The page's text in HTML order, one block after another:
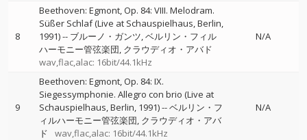
8
Beethoven: Egmont, Op. 84: VIII. Melodram.
Süßer Schlaf (Live at Schauspielhaus, Berlin,
1991)-- ブルーノ・ガンツ ベルリン・フィル
ハーモニー管弦楽団 クラウディオ・アバド
wav,flac,alac: 16bit/44.1kHz
N/A
9
Beethoven: Egmont, Op. 84: IX.
Siegessymphonie. Allegro con brio (Live at
Schauspielhaus, Berlin, 1991)--ベルリン・フ
ィルハーモニー管弦楽団 クラウディオ・アバ
ド
wav,flac,alac: 16bit/44.1kHz
N/A